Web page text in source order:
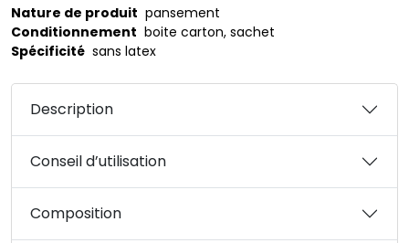
Nature de produit pansement
Conditionnement boite carton, sachet
Spécificité sans latex
Description
Conseil d’utilisation
Composition